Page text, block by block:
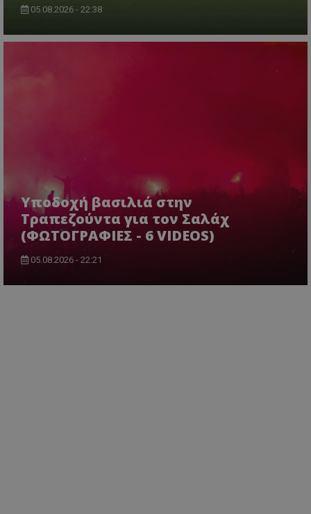
05.08.2026 - 22:38
Υποδοχή βασιλιά στην
Τραπεζούντα για τον Σαλάχ
(ΦΩΤΟΓΡΑΦΙΕΣ - 6 VIDEOS)
05.08.2026 - 22:21